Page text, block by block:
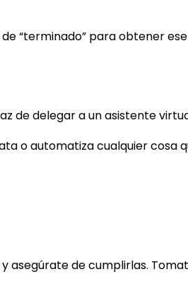
“terminado” para obtener
de delegar a un asistente
o automatiza cualquier cosa
asegúrate de cumplirlas.